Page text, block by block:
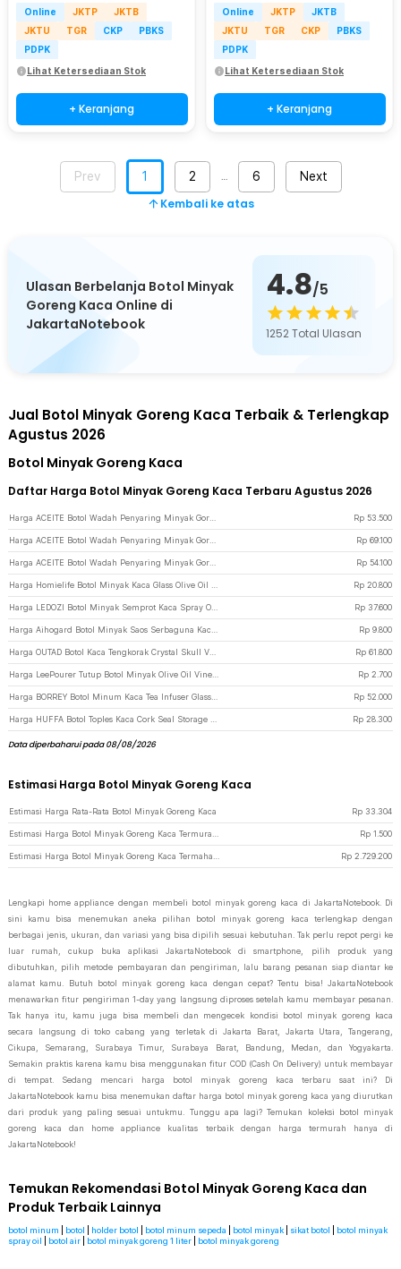
Online JKTP
JKTB
JKTU
TGR CKP
PBKS
PDPK
Lihat Ketersediaan Stok
+ Keranjang
Online JKTP
JKTB
JKTU
TGR CKP
PBKS
PDPK
Lihat Ketersediaan Stok
+ Keranjang
Prev 1 2 6 Next
Kembali ke atas
Ulasan Berbelanja Botol Minyak
Goreng Kaca Online di
JakartaNotebook
4.8/5
1252Total Ulasan
Jual Botol Minyak Goreng Kaca Terbaik & Terlengkap
Agustus 2026
Botol Minyak Goreng Kaca
Daftar Harga Botol Minyak Goreng Kaca Terbaru Agustus 2026
Rp 53.500
Rp 69.100
Rp 54.100
Rp 20.800
Rp 37.600
Rp 9.800
Rp 61.800
Rp 2.700
Rp 52.000
Rp 28.300
Data diperbaharui pada 08/08/2026
Estimasi Harga Botol Minyak Goreng Kaca
Estimasi Harga Rata-Rata Botol Minyak Goreng Kaca Rp 33.304
Rp 1.500
Rp 2.729.200
Lengkapi home appliance dengan membeli botol minyak goreng kaca di JakartaNotebook. Di
sini kamu bisa menemukan aneka pilihan botol minyak goreng kaca terlengkap dengan
berbagai jenis, ukuran, dan variasi yang bisa dipilih sesuai kebutuhan. Tak perlu repot pergi ke
luar rumah, cukup buka aplikasi JakartaNotebook di smartphone, pilih produk yang
dibutuhkan, pilih metode pembayaran dan pengiriman, lalu barang pesanan siap diantar ke
alamat kamu. Butuh botol minyak goreng kaca dengan cepat? Tentu bisa! JakartaNotebook
menawarkan fitur pengiriman 1-day yang langsung diproses setelah kamu membayar pesanan.
Tak hanya itu, kamu juga bisa membeli dan mengecek kondisi botol minyak goreng kaca
secara langsung di toko cabang yang terletak di Jakarta Barat, Jakarta Utara, Tangerang,
Cikupa, Semarang, Surabaya Timur, Surabaya Barat, Bandung, Medan, dan Yogyakarta.
Semakin praktis karena kamu bisa menggunakan fitur COD (Cash On Delivery) untuk membayar
di tempat. Sedang mencari harga botol minyak goreng kaca terbaru saat ini? Di
JakartaNotebook kamu bisa menemukan daftar harga botol minyak goreng kaca yang diurutkan
dari produk yang paling sesuai untukmu. Tunggu apa lagi? Temukan koleksi botol minyak
goreng kaca dan home appliance kualitas terbaik dengan harga termurah hanya di
JakartaNotebook!
Temukan Rekomendasi Botol Minyak Goreng Kaca dan
Produk Terbaik Lainnya
botol minum botol holder botol botol minum sepeda botol minyak sikat botol
botol minyak
spray oil
botol air botol minyak goreng 1 liter botol minyak goreng